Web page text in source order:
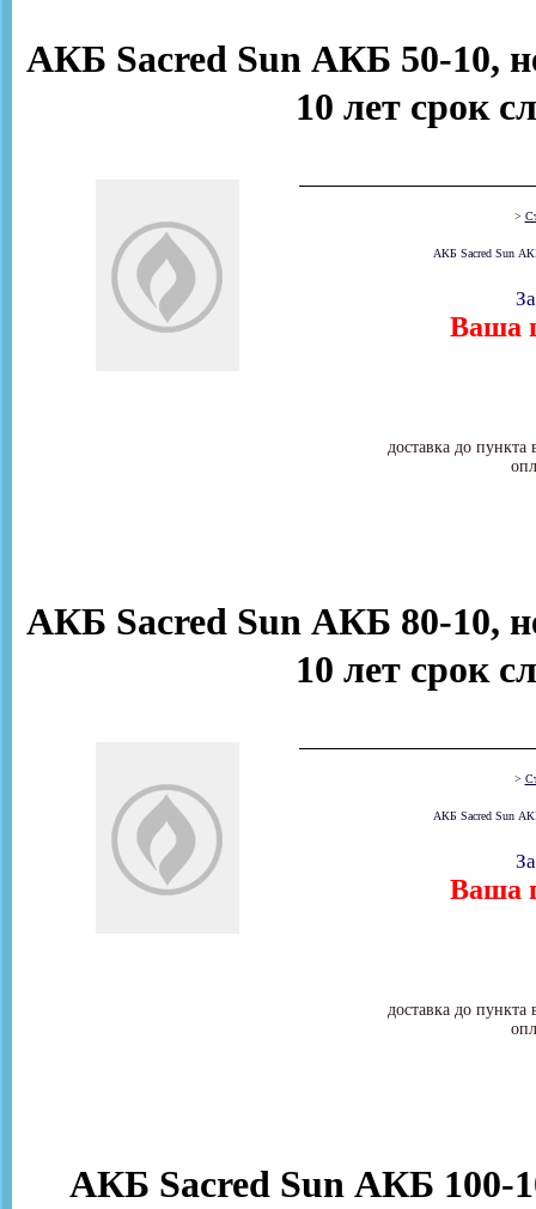
АКБ Sacred Sun АКБ 50-10,
10 лет срок
>
АКБ Sacred Sun
Ваша
доставка до
АКБ Sacred Sun АКБ 80-10,
10 лет срок
>
АКБ Sacred Sun
Ваша
доставка до
АКБ Sacred Sun АКБ 100-